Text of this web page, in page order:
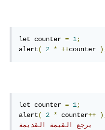
let counter = 1;
alert( 2 * ++counter
let counter = 1;
alert( 2 * counter++
يرجع القيمة القديمة